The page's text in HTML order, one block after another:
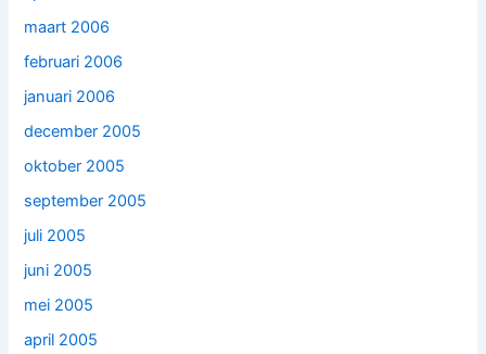
maart 2006
februari 2006
januari 2006
december 2005
oktober 2005
september 2005
juli 2005
juni 2005
mei 2005
april 2005